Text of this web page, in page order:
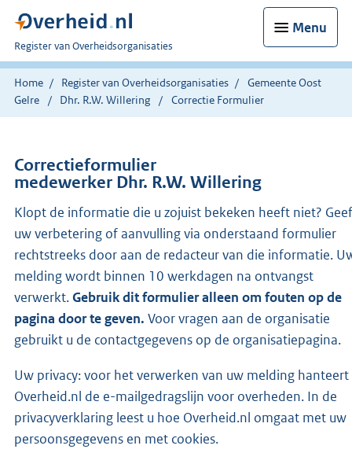
Menu
U
bent
nu
hier:
Register van Overheidsorganisaties
Home Register van Overheidsorganisaties
Gemeente Oost
Gelre
Dhr. R.W. Willering Correctie Formulier
Correctieformulier
medewerker Dhr. R.W. Willering
Klopt de informatie die u zojuist bekeken heeft niet? Geef
uw verbetering of aanvulling via onderstaand formulier
rechtstreeks door aan de redacteur van die informatie.
melding wordt binnen 10 werkdagen na ontvangst
verwerkt.Gebruik dit formulier alleen om fouten op de
pagina door te geven. Voor vragen aan de organisatie
gebruikt u de contactgegevens op de organisatiepagina.
Uw privacy: voor het verwerken van uw melding hanteert
Overheid.nl de e-mailgedragslijn voor overheden. In de
privacyverklaring leest u hoe Overheid.nl omgaat met uw
persoonsgegevens en met cookies.